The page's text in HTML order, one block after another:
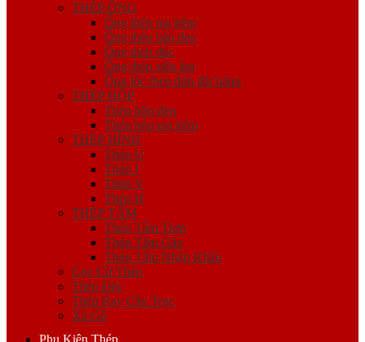
THÉP ỐNG
Ống thép mạ kẽm
Ống thép hàn đen
Ống thép đúc
Ống thép siêu âm
Ống lốc theo đơn đặt hàng
THÉP HỘP
Thép hộp đen
Thép hộp mạ kẽm
THÉP HÌNH
Thép U
Thép I
Thép V
Thép H
THÉP TẤM
Thép Tấm Trơn
Thép Tấm Gân
Thép Tấm Nhập Khẩu
Cọc Cừ Thép
Thép Đặc
Thép Ray Cầu Trục
Xà Gồ